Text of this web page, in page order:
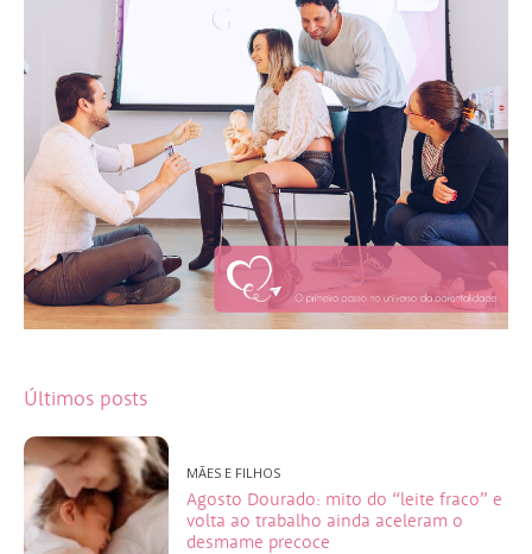
Últimos posts
MÃES E FILHOS
Agosto Dourado: mito do “leite fraco” e
volta ao trabalho ainda aceleram o
desmame precoce